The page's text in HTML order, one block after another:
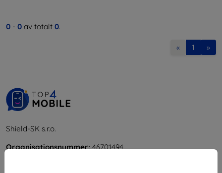
0 - 0 av totalt 0.
« 1 »
Shield-SK s.r.o.
Organisationsnummer: 46701494